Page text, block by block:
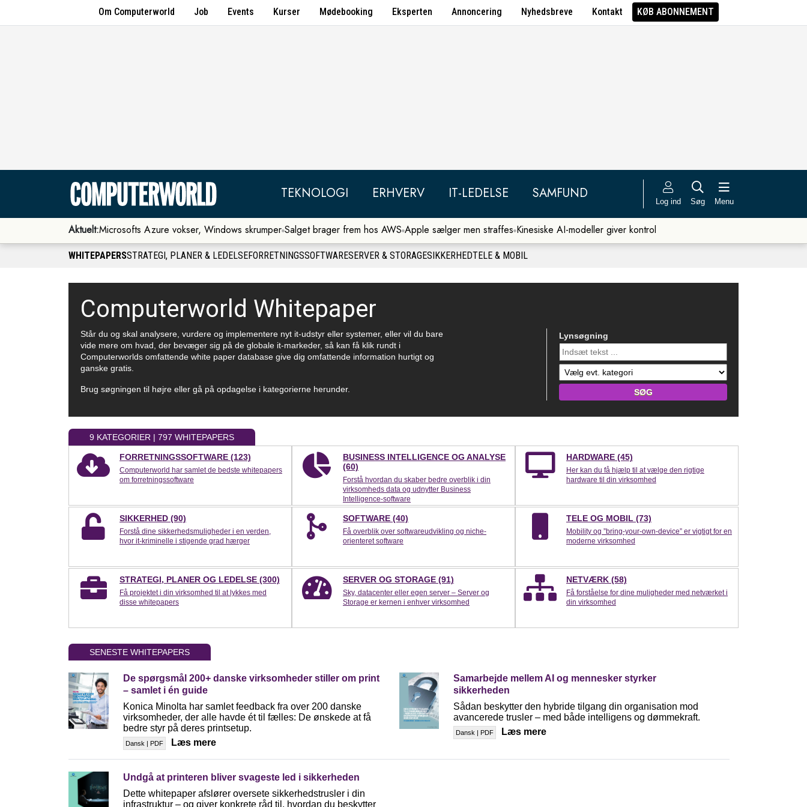
Om Computerworld Job Events Kurser Mødebooking Eksperten Annoncering Nyhedsbreve Kontakt KØB ABONNEMENT
TEKNOLOGI ERHVERV IT-LEDELSE SAMFUND Log ind Søg Menu
Aktuelt:Microsofts Azure vokser, Windows skrumper Salget brager frem hos AWS Apple sælger men straffes Kinesiske AI-modeller giver kontrol
WHITEPAPERSSTRATEGI, PLANER & LEDELSEFORRETNINGSSOFTWARESERVER & STORAGESIKKERHEDTELE & MOBIL
Computerworld Whitepaper
Lynsøgning
Står du og skal analysere, vurdere og implementere nyt it-udstyr eller systemer, eller vil du bare
vide mere om hvad, der bevæger sig på de globale it-markeder, så kan få klik rundt i
Computerworlds omfattende white paper database give dig omfattende information hurtigt og
ganske gratis.
Brug søgningen til højre eller gå på opdagelse i kategorierne herunder.
9 KATEGORIER | 797 WHITEPAPERS
FORRETNINGSSOFTWARE (123)
Computerworld har samlet de bedste whitepapers
om forretningssoftware
BUSINESS INTELLIGENCE OG ANALYSE
(60)
Forstå hvordan du skaber bedre overblik i din
virksomheds data og udnytter Business
Intelligence-software
HARDWARE (45)
Her kan du få hjælp til at vælge den rigtige
hardware til din virksomhed
SIKKERHED (90)
Forstå dine sikkerhedsmuligheder i en verden,
hvor it-kriminelle i stigende grad hærger
SOFTWARE (40)
Få overblik over softwareudvikling og niche-
orienteret software
TELE OG MOBIL (73)
Mobility og ”bring-your-own-device” er vigtigt for en
moderne virksomhed
STRATEGI, PLANER OG LEDELSE (300)
Få projektet i din virksomhed til at lykkes med
disse whitepapers
SERVER OG STORAGE (91)
Sky, datacenter eller egen server – Server og
Storage er kernen i enhver virksomhed
NETVÆRK (58)
Få forståelse for dine muligheder med netværket i
din virksomhed
SENESTE WHITEPAPERS
De spørgsmål 200+ danske virksomheder stiller om print
– samlet i én guide
Konica Minolta har samlet feedback fra over 200 danske
virksomheder, der alle havde ét til fælles: De ønskede at få
bedre styr på deres printsetup.
Dansk | PDF Læs mere
Samarbejde mellem AI og mennesker styrker
sikkerheden
Sådan beskytter den hybride tilgang din organisation mod
avancerede trusler – med både intelligens og dømmekraft.
Dansk | PDF Læs mere
Undgå at printeren bliver svageste led i sikkerheden
Dette whitepaper afslører oversete sikkerhedstrusler i din
infrastruktur – og giver konkrete råd til, hvordan du beskytter